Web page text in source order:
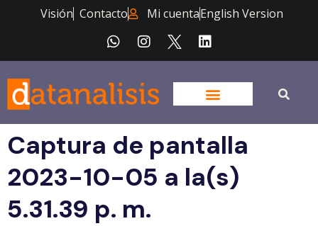
Visión Contacto Mi cuentaEnglish Version
Captura de pantalla
2023-10-05 a la(s)
5.31.39 p. m.